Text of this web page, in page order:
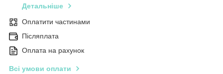
Детальніше
Оплатити частинами
Післяплата
Оплата на рахунок
Всі умови оплати